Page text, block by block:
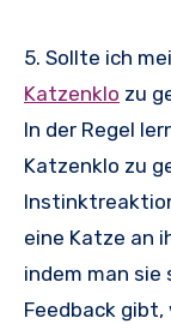
5. Sollte ich
Katzenklo zu
In der Regel
Katzenklo zu
eine Katze an
indem man
Feedback